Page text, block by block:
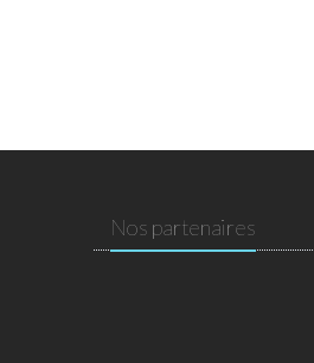
Nos partenaires